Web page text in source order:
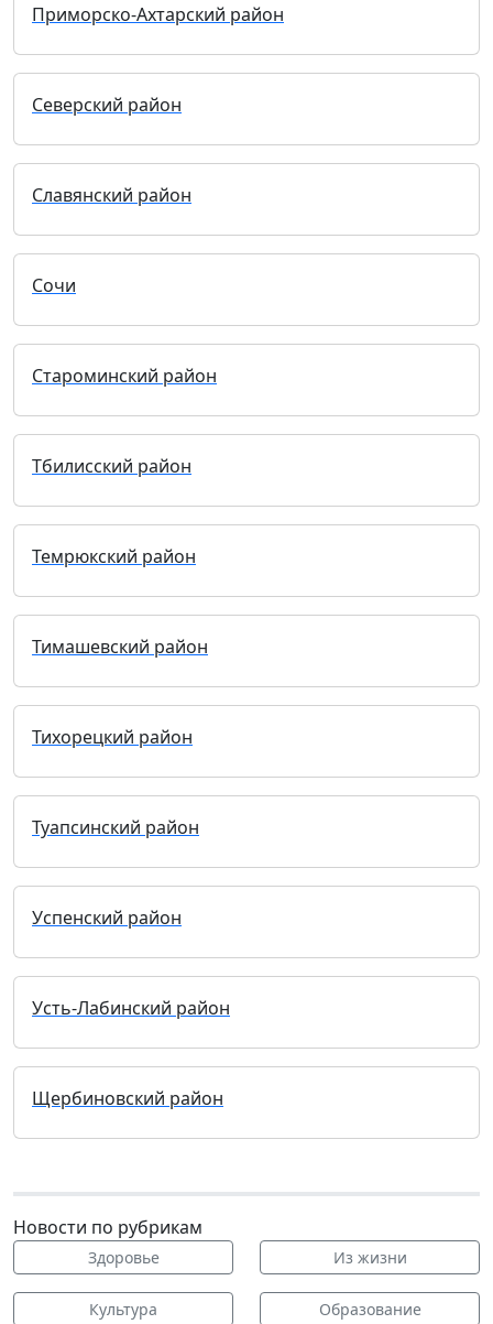
Приморско-Ахтарский район
Северский район
Славянский район
Сочи
Староминский район
Тбилисский район
Темрюкский район
Тимашевский район
Тихорецкий район
Туапсинский район
Успенский район
Усть-Лабинский район
Щербиновский район
Новости по рубрикам
Здоровье Из жизни
Культура Образование